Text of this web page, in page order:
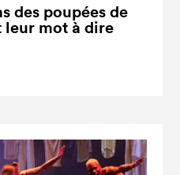
des poupées de
mot à dire